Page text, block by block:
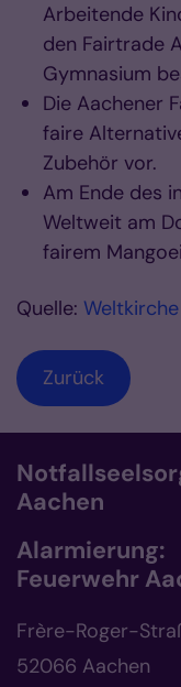
Arbeitende
den Fairtrade
Gymnasium
Die Aachener
faire
Zubehör vor.
Am Ende des
Weltweit am
fairem
Quelle:
Zurück
Aachen
Alarmierung:
Feuerwehr
Frère-Roger-
52066 Aachen